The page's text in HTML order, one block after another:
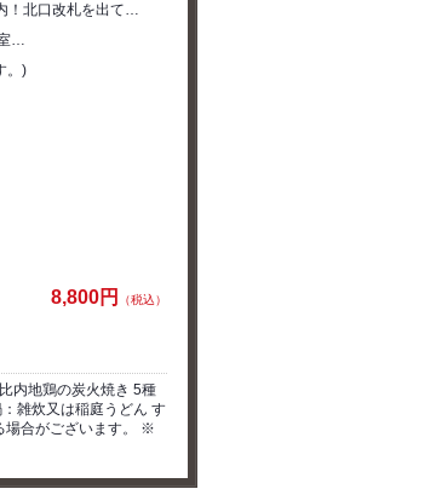
！北口改札を出て…
…
。)
8,800円 （税込）
内地鶏の炭火焼き 5種
雑炊又は稲庭うどん す
場合がございます。 ※